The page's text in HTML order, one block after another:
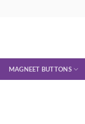
MAGNEET BUTTONS